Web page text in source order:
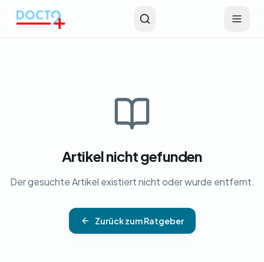
Artikel nicht gefunden
Der gesuchte Artikel existiert nicht oder wurde entfernt.
Zurück zum Ratgeber